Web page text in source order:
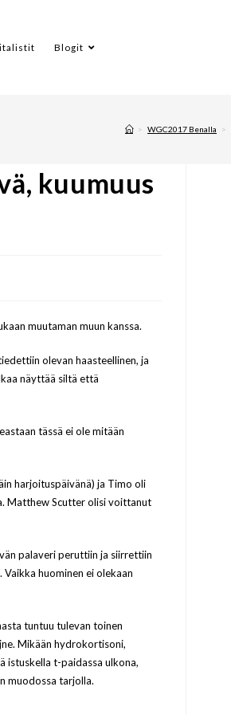
Blogit
> WGC2017 Benalla >
kuumuus
muutaman muun kanssa.
olevan haasteellinen, ja
näyttää siltä että
tässä ei ole mitään
harjoituspäivänä) ja Timo oli
Matthew Scutter olisi voittanut
palaveri peruttiin ja siirrettiin
huominen ei olekaan
tuntuu tulevan toinen
Mikään hydrokortisoni,
istuskella t-paidassa ulkona,
muodossa tarjolla.